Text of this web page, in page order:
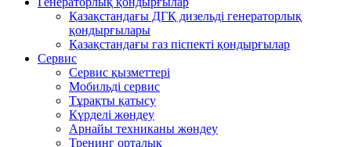
Қазақстандағы ДГҚ дизельді генераторлық
қондырғылары
Қазақстандағы газ піспекті қондырғылар
Сервис
Сервис қызметтері
Мобильді сервис
Тұрақты қатысу
Күрделі жөндеу
Арнайы техниканы жөндеу
Тренинг орталық